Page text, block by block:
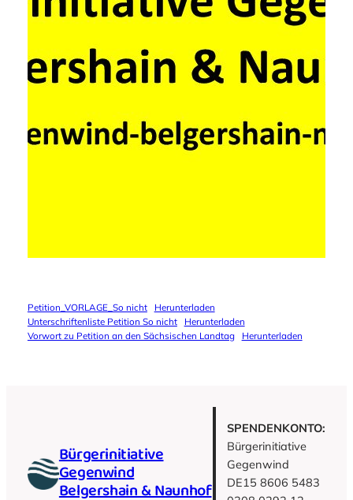
Petition_VORLAGE_So nicht
Herunterladen
Unterschriftenliste Petition So nicht
Herunterladen
Vorwort zu Petition an den Sächsischen Landtag
Herunterladen
Bürgerinitiative
Gegenwind
Belgershain & Naunhof
SPENDENKONTO:
Bürgerinitiative
Gegenwind
DE15 8606 5483